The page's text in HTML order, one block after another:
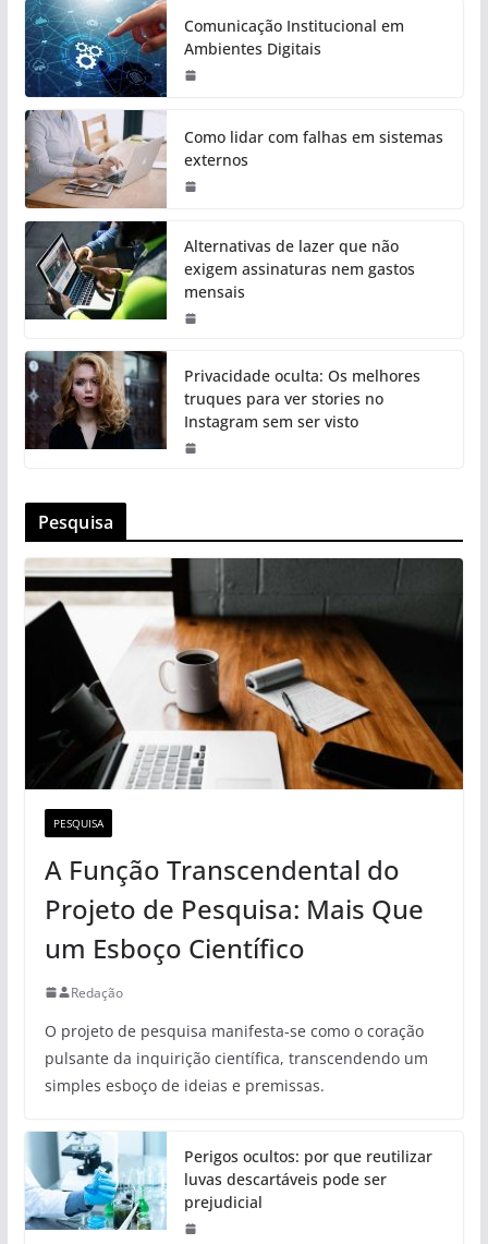
Comunicação Institucional em
Ambientes Digitais
Como lidar com falhas em sistemas
externos
Alternativas de lazer que não
exigem assinaturas nem gastos
mensais
Privacidade oculta: Os melhores
truques para ver stories no
Instagram sem ser visto
Pesquisa
PESQUISA
A Função Transcendental do
Projeto de Pesquisa: Mais Que
um Esboço Científico
Redação
O projeto de pesquisa manifesta-se como o coração
pulsante da inquirição científica, transcendendo um
simples esboço de ideias e premissas.
Perigos ocultos: por que reutilizar
luvas descartáveis pode ser
prejudicial